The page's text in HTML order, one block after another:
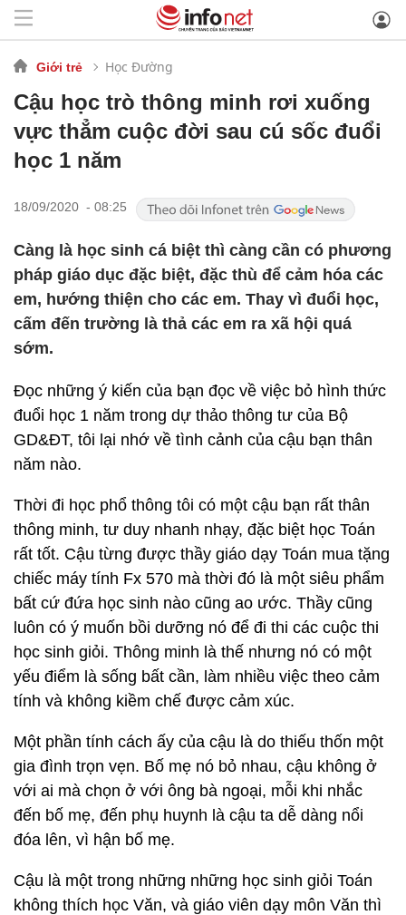
Giới trẻ Học Đường
Cậu học trò thông minh rơi xuống
vực thẳm cuộc đời sau cú sốc đuổi
học 1 năm
18/09/2020 - 08:25
Càng là học sinh cá biệt thì càng cần có phương
pháp giáo dục đặc biệt, đặc thù để cảm hóa các
em, hướng thiện cho các em. Thay vì đuổi học,
cấm đến trường là thả các em ra xã hội quá
sớm.
Đọc những ý kiến của bạn đọc về việc bỏ hình thức
đuổi học 1 năm trong dự thảo thông tư của Bộ
GD&ĐT, tôi lại nhớ về tình cảnh của cậu bạn thân
năm nào.
Thời đi học phổ thông tôi có một cậu bạn rất thân
thông minh, tư duy nhanh nhạy, đặc biệt học Toán
rất tốt. Cậu từng được thầy giáo dạy Toán mua tặng
chiếc máy tính Fx 570 mà thời đó là một siêu phẩm
bất cứ đứa học sinh nào cũng ao ước. Thầy cũng
luôn có ý muốn bồi dưỡng nó để đi thi các cuộc thi
học sinh giỏi. Thông minh là thế nhưng nó có một
yếu điểm là sống bất cần, làm nhiều việc theo cảm
tính và không kiềm chế được cảm xúc.
Một phần tính cách ấy của cậu là do thiếu thốn một
gia đình trọn vẹn. Bố mẹ nó bỏ nhau, cậu không ở
với ai mà chọn ở với ông bà ngoại, mỗi khi nhắc
đến bố mẹ, đến phụ huynh là cậu ta dễ dàng nổi
đóa lên, vì hận bố mẹ.
Cậu là một trong những những học sinh giỏi Toán
không thích học Văn, và giáo viên dạy môn Văn thì